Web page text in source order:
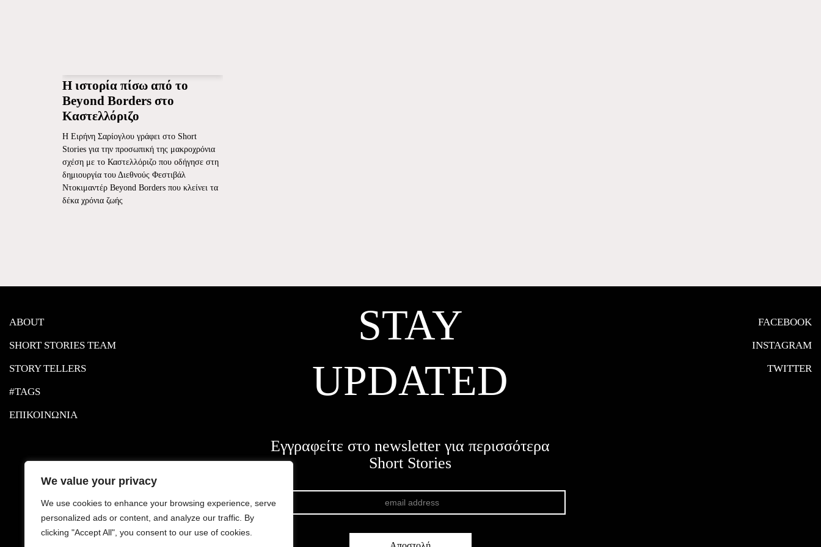
We value your privacy
We use cookies to enhance your browsing experience, serve
personalized ads or content, and analyze our traffic. By
clicking "Accept All", you consent to our use of cookies.
Η ιστορία πίσω από το
Beyond Borders στο
Καστελλόριζο
Η Ειρήνη Σαρίογλου γράφει στο Short
Stories για την προσωπική της μακροχρόνια
σχέση με το Καστελλόριζο που οδήγησε στη
δημιουργία του Διεθνούς Φεστιβάλ
Ντοκιμαντέρ Beyond Borders που κλείνει τα
δέκα χρόνια ζωής
ABOUT
SHORT STORIES TEAM
STORY TELLERS
#TAGS
ΕΠΙΚΟΙΝΩΝΙΑ
STAY
UPDATED
Εγγραφείτε στο newsletter για περισσότερα
Short Stories
FACEBOOK
INSTAGRAM
TWITTER